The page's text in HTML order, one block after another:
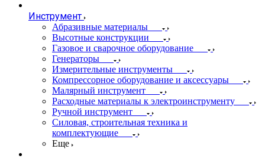
Инструмент
Абразивные материалы
Высотные конструкции
Газовое и сварочное оборудование
Генераторы
Измерительные инструменты
Компрессорное оборудование и аксессуары
Малярный инструмент
Расходные материалы к электроинструменту
Ручной инструмент
Силовая, строительная техника и
комплектующие
Еще